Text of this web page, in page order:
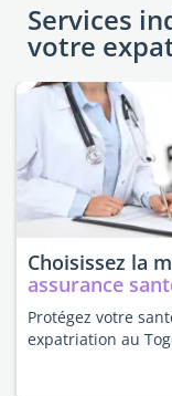
Services
votre
Choisissez la
assurance
Protégez votre
expatriation au